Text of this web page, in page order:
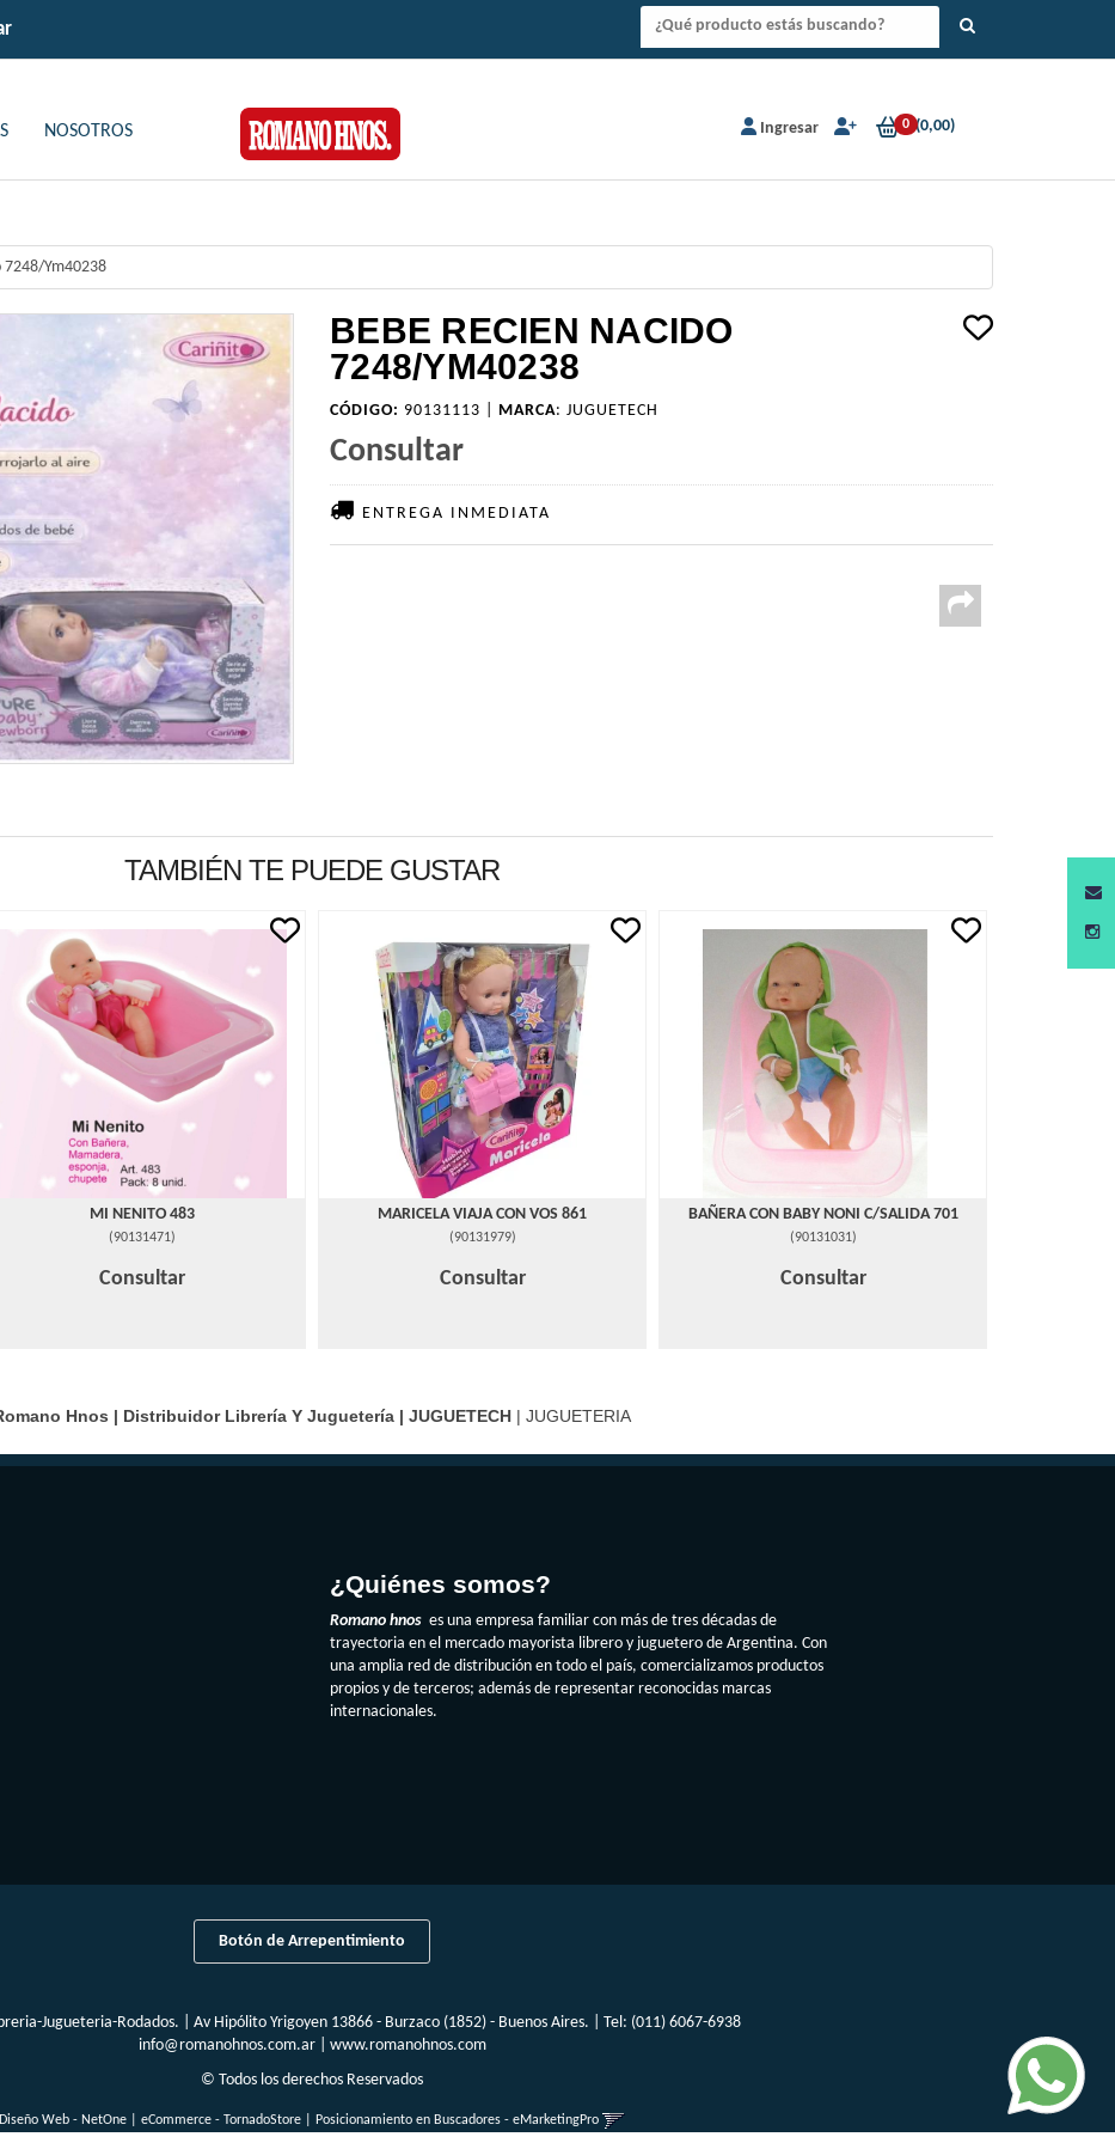
Ingresar 0 (0,00)
NOSOTROS
7248/Ym40238
BEBE RECIEN NACIDO
7248/YM40238
CÓDIGO: 90131113 | MARCA: JUGUETECH
Consultar
ENTREGA INMEDIATA
TAMBIÉN TE PUEDE GUSTAR
MI NENITO 483
(90131471)
Consultar
MARICELA VIAJA CON VOS 861
(90131979)
Consultar
BAÑERA CON BABY NONI C/SALIDA 701
(90131031)
Consultar
Hnos | Distribuidor Librería Y Juguetería | JUGUETECH | JUGUETERIA
¿Quiénes somos?
Romano hnos es una empresa familiar con más de tres décadas de
trayectoria en el mercado mayorista librero y juguetero de Argentina. Con
una amplia red de distribución en todo el país, comercializamos productos
propios y de terceros; además de representar reconocidas marcas
internacionales.
Botón de Arrepentimiento
Jugueteria-Rodados. | Av Hipólito Yrigoyen 13866 - Burzaco (1852) - Buenos Aires. | Tel: (011) 6067-6938
info@romanohnos.com.ar| www.romanohnos.com
© Todos los derechos Reservados
Diseño Web - NetOne eCommerce - TornadoStore Posicionamiento en Buscadores - eMarketingPro